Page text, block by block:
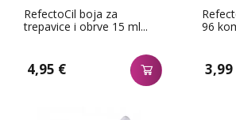
RefectoCil boja za
trepavice i obrve 15 ml...
4,95 €
96
3,99